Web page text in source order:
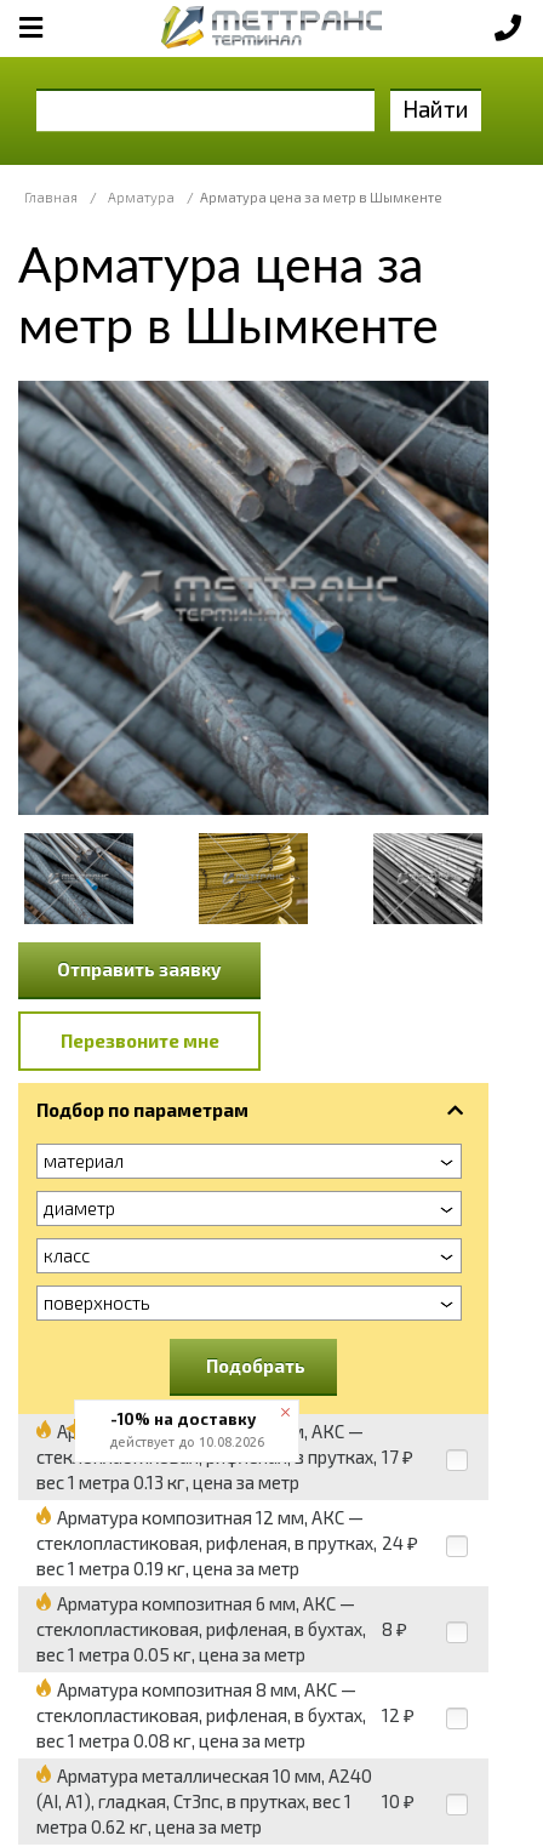
Найти
Главная / Арматура / Арматура цена за метр в Шымкенте
Арматура цена за
метр в Шымкенте
Отправить заявку
Перезвоните мне
Подбор по параметрам
материал
диаметр
класс
поверхность
Подобрать
Арматура композитная 10 мм, АКС —
стеклопластиковая, рифленая, в прутках,
вес 1 метра 0.13 кг, цена за метр
17 ₽
Арматура композитная 12 мм, АКС —
стеклопластиковая, рифленая, в прутках,
вес 1 метра 0.19 кг, цена за метр
24 ₽
Арматура композитная 6 мм, АКС —
стеклопластиковая, рифленая, в бухтах,
вес 1 метра 0.05 кг, цена за метр
8 ₽
Арматура композитная 8 мм, АКС —
стеклопластиковая, рифленая, в бухтах,
вес 1 метра 0.08 кг, цена за метр
12 ₽
Арматура металлическая 10 мм, А240
(АI, А1), гладкая, Ст3пс, в прутках, вес 1
метра 0.62 кг, цена за метр
10 ₽
-10% на доставку
действует до 10.08.2026